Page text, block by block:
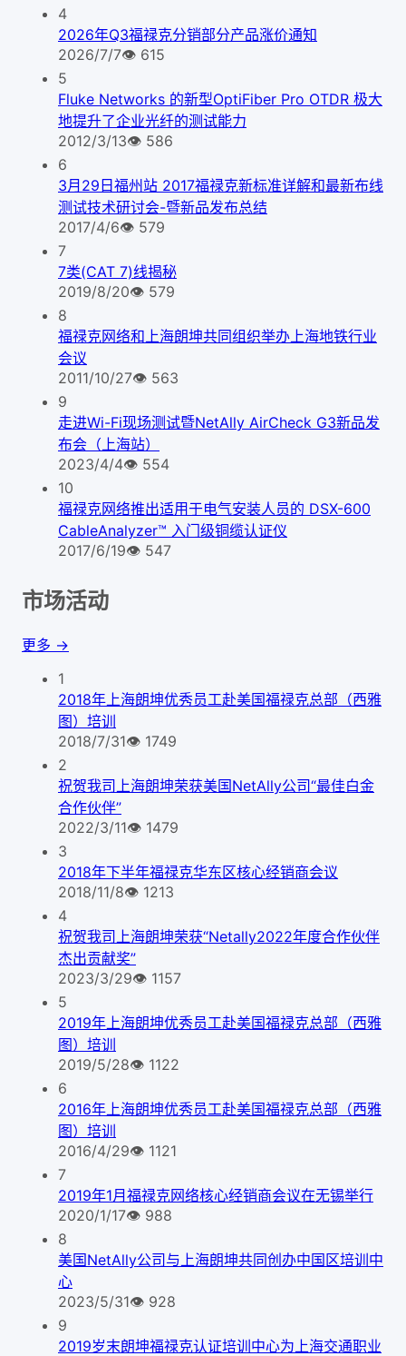
4
2026年Q3福禄克分销部分产品涨价通知
2026/7/7👁 615
5
Fluke Networks 的新型OptiFiber Pro OTDR 极大
地提升了企业光纤的测试能力
2012/3/13👁 586
6
3月29日福州站 2017福禄克新标准详解和最新布线
测试技术研讨会-暨新品发布总结
2017/4/6👁 579
7
7类(CAT 7)线揭秘
2019/8/20👁 579
8
福禄克网络和上海朗坤共同组织举办上海地铁行业
会议
2011/10/27👁 563
9
走进Wi-Fi现场测试暨NetAlly AirCheck G3新品发
布会（上海站）
2023/4/4👁 554
10
福禄克网络推出适用于电气安装人员的 DSX-600
CableAnalyzer™ 入门级铜缆认证仪
2017/6/19👁 547
市场活动
更多 →
1
2018年上海朗坤优秀员工赴美国福禄克总部（西雅
图）培训
2018/7/31👁 1749
2
祝贺我司上海朗坤荣获美国NetAlly公司“最佳白金
合作伙伴”
2022/3/11👁 1479
3
2018年下半年福禄克华东区核心经销商会议
2018/11/8👁 1213
4
祝贺我司上海朗坤荣获“Netally2022年度合作伙伴
杰出贡献奖”
2023/3/29👁 1157
5
2019年上海朗坤优秀员工赴美国福禄克总部（西雅
图）培训
2019/5/28👁 1122
6
2016年上海朗坤优秀员工赴美国福禄克总部（西雅
图）培训
2016/4/29👁 1121
7
2019年1月福禄克网络核心经销商会议在无锡举行
2020/1/17👁 988
8
美国NetAlly公司与上海朗坤共同创办中国区培训中
心
2023/5/31👁 928
9
2019岁末朗坤福禄克认证培训中心为上海交通职业